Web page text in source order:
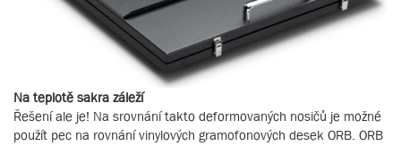
Na teplotě sakra záleží
Řešení ale je! Na srovnání takto deformovaných nosičů je možné
použít pec na rovnání vinylových gramofonových desek ORB. ORB